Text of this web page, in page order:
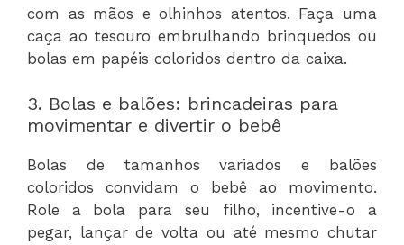
com as mãos e olhinhos atentos. Faça uma
caça ao tesouro embrulhando brinquedos ou
bolas em papéis coloridos dentro da caixa.
3. Bolas e balões: brincadeiras para
movimentar e divertir o bebê
Bolas de tamanhos variados e balões
coloridos convidam o bebê ao movimento.
Role a bola para seu filho, incentive-o a
pegar, lançar de volta ou até mesmo chutar